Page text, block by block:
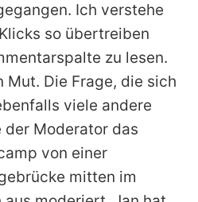
Ich verstehe
so übertreiben
zu lesen.
Mut. Die Frage, die sich
viele andere
der Moderator das
von einer
mitten im